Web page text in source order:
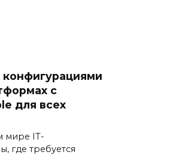
с
для всех
мире IT-
где требуется